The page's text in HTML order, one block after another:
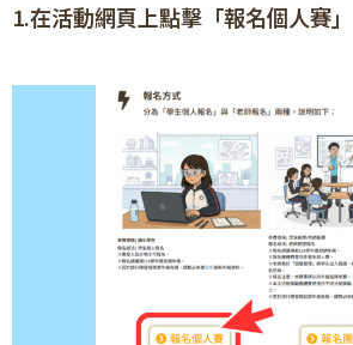
1.在活動網頁上點擊「報名個人賽」